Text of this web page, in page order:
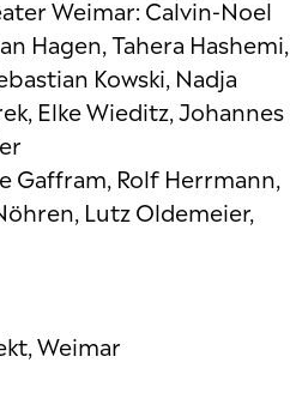
Weimar: Calvin-Noel
Hagen, Tahera Hashemi,
Kowski, Nadja
Elke Wieditz, Johannes
Gaffram, Rolf Herrmann,
Lutz Oldemeier,
Weimar